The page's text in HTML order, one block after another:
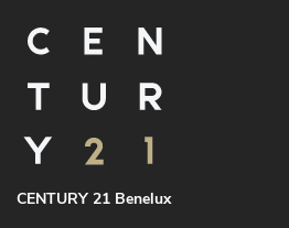
CENTURY 21 Benelux